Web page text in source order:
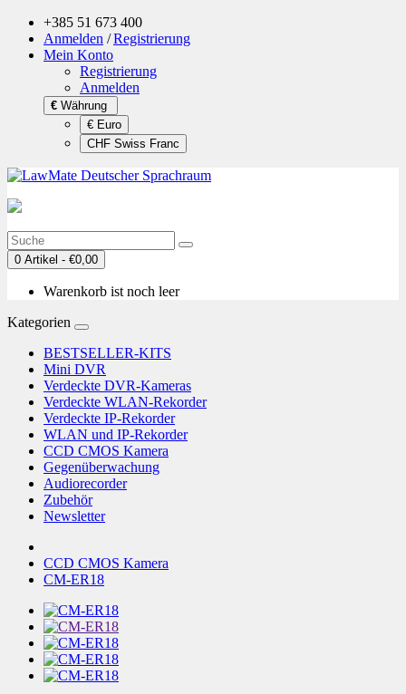
+385 51 673 400
Anmelden /Registrierung
Mein Konto
Registrierung
Anmelden
€ Währung
€ Euro
CHF Swiss Franc
0 Artikel - €0,00
Warenkorb ist noch leer
Kategorien
BESTSELLER-KITS
Mini DVR
Verdeckte DVR-Kameras
Verdeckte WLAN-Rekorder
Verdeckte IP-Rekorder
WLAN und IP-Rekorder
CCD CMOS Kamera
Gegenüberwachung
Audiorecorder
Zubehör
Newsletter
CCD CMOS Kamera
CM-ER18